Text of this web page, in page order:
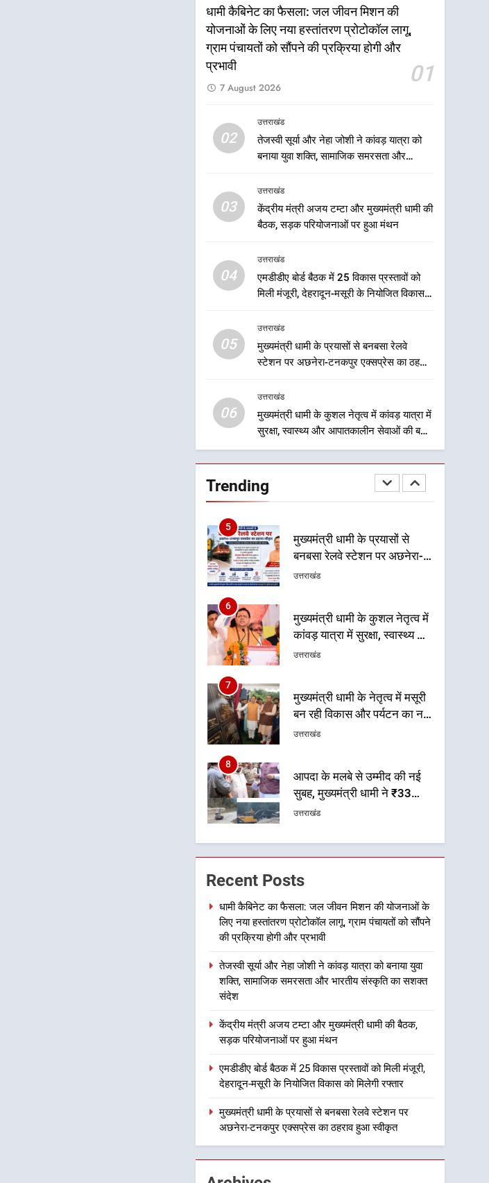
धामी कैबिनेट का फैसला: जल जीवन मिशन की
योजनाओं के लिए नया हस्तांतरण प्रोटोकॉल लागू,
ग्राम पंचायतों को सौंपने की प्रक्रिया होगी और
प्रभावी
01
7 August 2026
02
उत्तराखंड
तेजस्वी सूर्या और नेहा जोशी ने कांवड़ यात्रा को
बनाया युवा शक्ति, सामाजिक समरसता और
03
उत्तराखंड
केंद्रीय मंत्री अजय टम्टा और मुख्यमंत्री धामी की
बैठक, सड़क परियोजनाओं पर हुआ मंथन
04
उत्तराखंड
एमडीडीए बोर्ड बैठक में 25 विकास प्रस्तावों को
मिली मंजूरी, देहरादून-मसूरी के नियोजित विकास
05
उत्तराखंड
मुख्यमंत्री धामी के प्रयासों से बनबसा रेलवे
स्टेशन पर अछनेरा-टनकपुर एक्सप्रेस का ठहराव
06
उत्तराखंड
मुख्यमंत्री धामी के कुशल नेतृत्व में कांवड़ यात्रा में
सुरक्षा, स्वास्थ्य और आपातकालीन सेवाओं की बनी
Trending
आपातकालीन सेवाओं की बनी
मजबूत व्यवस्था
उत्तराखंड
7
मुख्यमंत्री धामी के नेतृत्व में मसूरी
बन रही विकास और पर्यटन का नया
8
आपदा के मलबे से उम्मीद की नई
सुबह, मुख्यमंत्री धामी ने ₹33
भरोसे का प्रतीक
1
धामी कैबिनेट का फैसला: जल
ग्राम पंचायतों को सौंपने की
प्रक्रिया होगी और प्रभावी
2
तेजस्वी सूर्या और नेहा जोशी ने
संस्कृति का सशक्त संदेश
उत्तराखंड
परियोजनाओं पर हुआ मंथन
उत्तराखंड
4
एमडीडीए बोर्ड बैठक में 25 विकास
प्रस्तावों को मिली मंजूरी, देहरादून-
मसूरी के नियोजित विकास को
5
मुख्यमंत्री धामी के प्रयासों से
बनबसा रेलवे स्टेशन पर अछनेरा-
टनकपुर एक्सप्रेस का ठहराव हुआ
उत्तराखंड
6
मुख्यमंत्री धामी के कुशल नेतृत्व में
कांवड़ यात्रा में सुरक्षा, स्वास्थ्य और
आपातकालीन सेवाओं की बनी
उत्तराखंड
7
मुख्यमंत्री धामी के नेतृत्व में मसूरी
बन रही विकास और पर्यटन का नया
केंद्र
उत्तराखंड
8
आपदा के मलबे से उम्मीद की नई
सुबह, मुख्यमंत्री धामी ने ₹33
करोड़ के विकास और राहत कार्यों
भरोसे का प्रतीक
उत्तराखंड
1
धामी कैबिनेट का फैसला: जल
जीवन मिशन की योजनाओं के लिए
नया हस्तांतरण प्रोटोकॉल लागू,
ग्राम पंचायतों को सौंपने की
प्रक्रिया होगी और प्रभावी
2
तेजस्वी सूर्या और नेहा जोशी ने
सामाजिक समरसता और भारतीय
संस्कृति का सशक्त संदेश
उत्तराखंड
3
मुख्यमंत्री धामी की बैठक, सड़क
परियोजनाओं पर हुआ मंथन
उत्तराखंड
4
प्रस्तावों को मिली मंजूरी, देहरादून-
मसूरी के नियोजित विकास को
मिलेगी रफ्तार
उत्तराखंड
5
Recent Posts
धामी कैबिनेट का फैसला: जल जीवन मिशन की योजनाओं के
लिए नया हस्तांतरण प्रोटोकॉल लागू, ग्राम पंचायतों को सौंपने
की प्रक्रिया होगी और प्रभावी
तेजस्वी सूर्या और नेहा जोशी ने कांवड़ यात्रा को बनाया युवा
शक्ति, सामाजिक समरसता और भारतीय संस्कृति का सशक्त
संदेश
केंद्रीय मंत्री अजय टम्टा और मुख्यमंत्री धामी की बैठक,
सड़क परियोजनाओं पर हुआ मंथन
एमडीडीए बोर्ड बैठक में 25 विकास प्रस्तावों को मिली मंजूरी,
देहरादून-मसूरी के नियोजित विकास को मिलेगी रफ्तार
मुख्यमंत्री धामी के प्रयासों से बनबसा रेलवे स्टेशन पर
अछनेरा-टनकपुर एक्सप्रेस का ठहराव हुआ स्वीकृत